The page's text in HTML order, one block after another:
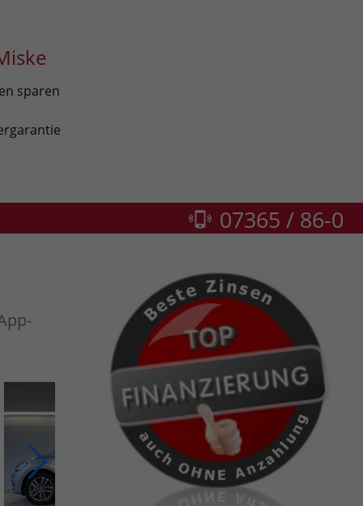
sparen
07365 / 86-0